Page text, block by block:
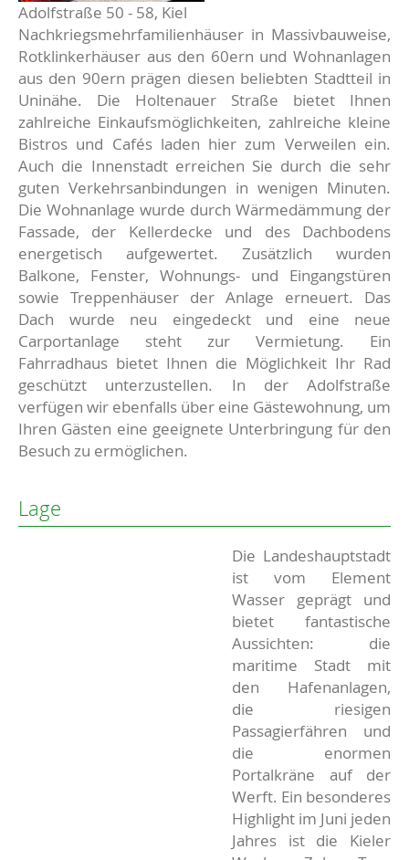
Adolfstraße 50 - 58, Kiel
Nachkriegsmehrfamilienhäuser in Massivbauweise,
Rotklinkerhäuser aus den 60ern und Wohnanlagen
aus den 90ern prägen diesen beliebten Stadtteil in
Uninähe. Die Holtenauer Straße bietet Ihnen
zahlreiche Einkaufsmöglichkeiten, zahlreiche kleine
Bistros und Cafés laden hier zum Verweilen ein.
Auch die Innenstadt erreichen Sie durch die sehr
guten Verkehrsanbindungen in wenigen Minuten.
Die Wohnanlage wurde durch Wärmedämmung der
Fassade, der Kellerdecke und des Dachbodens
energetisch aufgewertet. Zusätzlich wurden
Balkone, Fenster, Wohnungs- und Eingangstüren
sowie Treppenhäuser der Anlage erneuert. Das
Dach wurde neu eingedeckt und eine neue
Carportanlage steht zur Vermietung. Ein
Fahrradhaus bietet Ihnen die Möglichkeit Ihr Rad
geschützt unterzustellen. In der Adolfstraße
verfügen wir ebenfalls über eine Gästewohnung, um
Ihren Gästen eine geeignete Unterbringung für den
Besuch zu ermöglichen.
Lage
Die Landeshauptstadt
ist vom Element
Wasser geprägt und
bietet fantastische
Aussichten: die
maritime Stadt mit
den Hafenanlagen,
die riesigen
Passagierfähren und
die enormen
Portalkräne auf der
Werft. Ein besonderes
Highlight im Juni jeden
Jahres ist die Kieler